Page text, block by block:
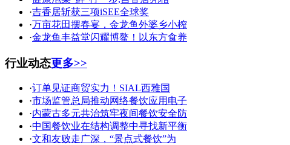
·吉香居斩获三项iSEE全球奖
·万亩花田摆春宴，金龙鱼外婆乡小榨
·金龙鱼丰益堂闪耀博鳌！以东方食养
行业动态更多>>
·订单见证商贸实力！SIAL西雅国
·市场监管总局推动网络餐饮应用电子
·内蒙古多元共治筑牢夜间餐饮安全防
·中国餐饮业在结构调整中寻找新平衡
·文和友败走广深，“景点式餐饮”为